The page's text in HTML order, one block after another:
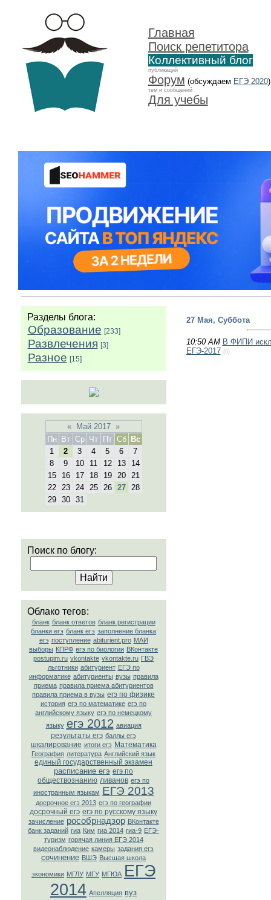
Главная
Поиск репетитора
Коллективный блог
публикаций
Форум (обсуждаем ЕГЭ 2020)
тем и сообщений
Для учебы
Разделы блога:
Образование [233]
Развлечения [3]
Разное [15]
« Май 2017 »
Пн
Вт Ср Чт Пт Сб
Вс
1
2 3 4 5 6
7
8
9 10 11 12 13
14
15
16 17 18 19 20
21
22
23 24 25 26 27
28
29
30 31
Поиск по блогу:
Облако тегов:
бланк бланк ответов бланк регистрации
бланки егэ бланк егэ заполнение бланка
егэ поступление abiturient.pro МАИ
выборы КПРФ егэ по биологии ВКонтакте
postupim.ru vkontakte vkontakte.ru ГВЭ
льготники абитуриент ЕГЭ по
информатике абитуриенты вузы правила
приема правила приема абитуриентов
правила приема в вузы егэ по физике
история егэ по математике егэ по
английскому языку егэ по немецкому
языку егэ 2012 авиация
результаты егэ баллы егэ
шкалирование итоги егэ Математика
География литература Английский язык
единый государственный экзамен
расписание егэ егэ по
обществознанию ливанов егэ по
иностранным языкам ЕГЭ 2013
досрочное егэ 2013 егэ по географии
досрочный егэ егэ по русскому языку
зачисление рособрнадзор ВКонтaкте
банк заданий гиа Ким гиа 2014 гиа-9 ЕГЭ-
туризм горячая линия ЕГЭ 2014
видеонаблюдение камеры задания егэ
сочинение ВШЭ Высшая школа
экономики МГЛУ МГУ МГЮА ЕГЭ
2014 Апелляция вуз
27 Мая, Суббота
10:50 AM В ФИПИ
ЕГЭ-2017 (0)